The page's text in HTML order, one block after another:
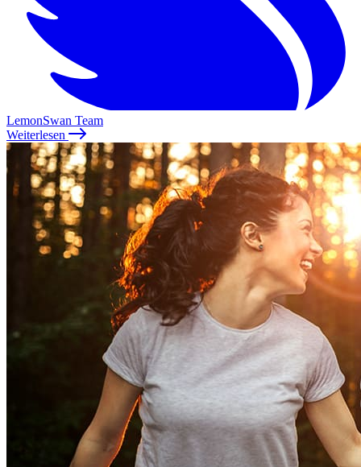
LemonSwan Team
Weiterlesen